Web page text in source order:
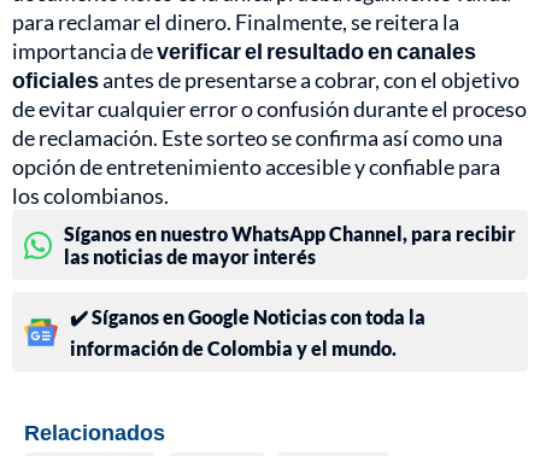
para reclamar el dinero. Finalmente, se reitera la
importancia deverificar el resultado en canales
oficialesantes de presentarse a cobrar, con el objetivo
de evitar cualquier error o confusión durante el proceso
de reclamación. Este sorteo se confirma así como una
opción de entretenimiento accesible y confiable para
los colombianos.
Síganos en nuestro WhatsApp Channel, para recibir
las noticias de mayor interés
✔️ Síganos en Google Noticias con toda la
información de Colombia y el mundo.
Relacionados